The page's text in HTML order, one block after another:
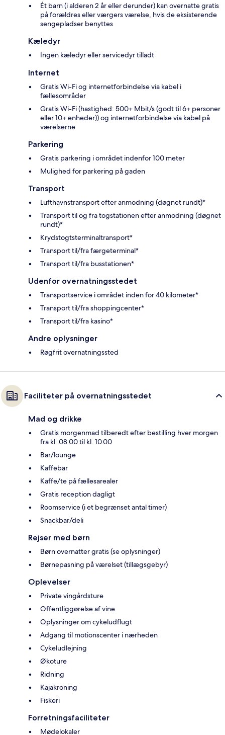
Ét barn (i alderen 2 år eller derunder) kan overnatte gratis
på forældres eller værgers værelse, hvis de eksisterende
sengepladser benyttes
Kæledyr
Ingen kæledyr eller servicedyr tilladt
Internet
Gratis Wi-Fi og internetforbindelse via kabel i
fællesområder
Gratis Wi-Fi (hastighed: 500+ Mbit/s (godt til 6+ personer
eller 10+ enheder)) og internetforbindelse via kabel på
værelserne
Parkering
Gratis parkering i området indenfor 100 meter
Mulighed for parkering på gaden
Transport
Lufthavnstransport efter anmodning (døgnet rundt)*
Transport til og fra togstationen efter anmodning (døgnet
rundt)*
Krydstogtsterminaltransport*
Transport til/fra færgeterminal*
Transport til/fra busstationen*
Udenfor overnatningsstedet
Transportservice i området inden for 40 kilometer*
Transport til/fra shoppingcenter*
Transport til/fra kasino*
Andre oplysninger
Røgfrit overnatningssted
Faciliteter på overnatningsstedet
Mad og drikke
Gratis morgenmad tilberedt efter bestilling hver morgen
fra kl. 08.00 til kl. 10.00
Bar/lounge
Kaffebar
Kaffe/te på fællesarealer
Gratis reception dagligt
Roomservice (i et begrænset antal timer)
Snackbar/deli
Rejser med børn
Børn overnatter gratis (se oplysninger)
Børnepasning på værelset (tillægsgebyr)
Oplevelser
Private vingårdsture
Offentliggørelse af vine
Oplysninger om cykeludflugt
Adgang til motionscenter i nærheden
Cykeludlejning
Økoture
Ridning
Kajakroning
Fiskeri
Forretningsfaciliteter
Mødelokaler